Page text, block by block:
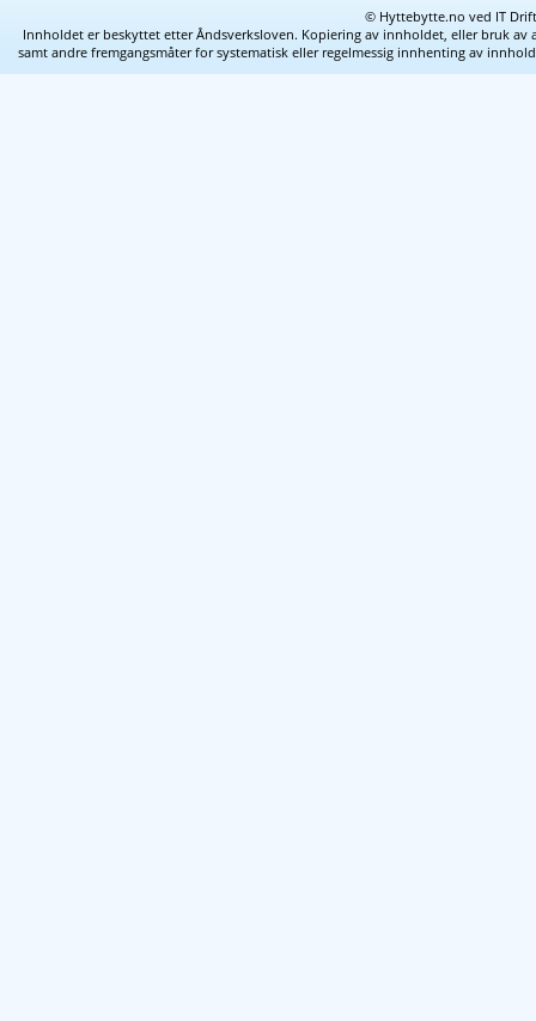
© Hyttebytte.no ved IT
Innholdet er beskyttet etter Åndsverksloven. Kopiering av innholdet, eller bruk
samt andre fremgangsmåter for systematisk eller regelmessig innhenting av